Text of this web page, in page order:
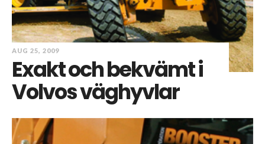
AUG 25, 2009
Exakt och bekvämt i
Volvos väghyvlar